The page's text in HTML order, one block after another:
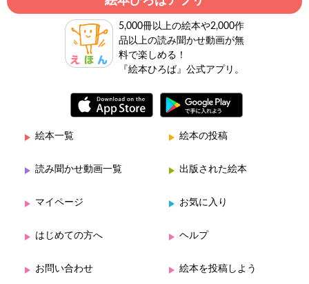
5,000冊以上の絵本や2,000作
品以上の読み聞かせ動画が無
料で楽しめる！
『絵本ひろば』公式アプリ。
絵本一覧 絵本の投稿
読み聞かせ動画一覧 出版された絵本
マイページ お気に入り
はじめての方へ ヘルプ
お問い合わせ 絵本を投稿しよう